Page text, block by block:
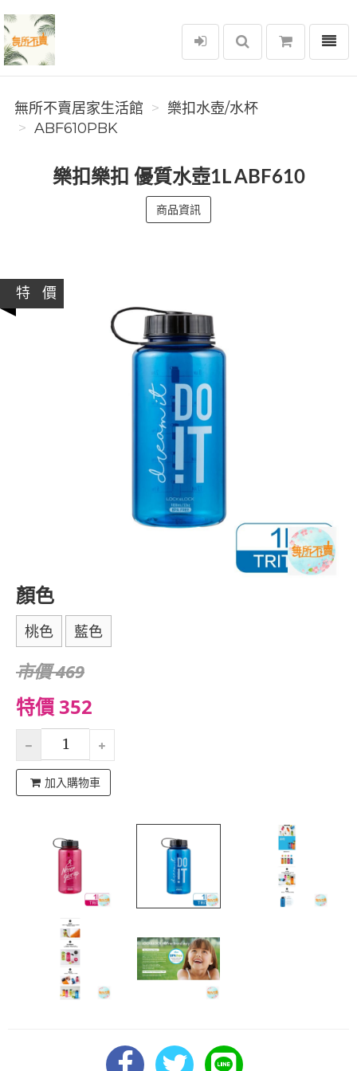
無所不賣居家生活館
選單
無所不賣居家生活館
樂扣水壺/水杯
ABF610PBK
樂扣樂扣 優質水壺1L ABF610
商品資訊
特 價
顏色
桃色 藍色
市價 469
特價 352
加入購物車